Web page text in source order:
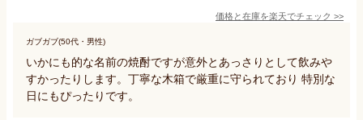
価格と在庫を楽天でチェック >>
ガブガブ(50代・男性)
いかにも的な名前の焼酎ですが意外とあっさりとして飲みや
すかったりします。丁寧な木箱で厳重に守られており 特別な
日にもぴったりです。